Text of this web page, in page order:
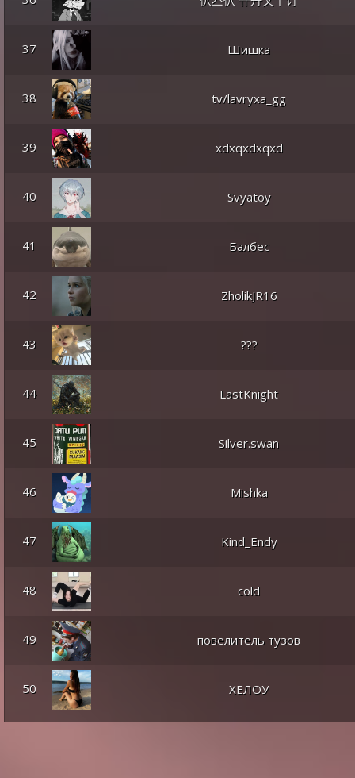
37 Шишка
38 tv/lavryxa_gg
39 xdxqxdxqxd
40 Svyatoy
41 Балбес
42 ZholikJR16
43 ???
44 LastKnight
45 Silver.swan
46 Mishka
47 Kind_Endy
48 cold
49 повелитель тузов
50 ХЕЛОУ